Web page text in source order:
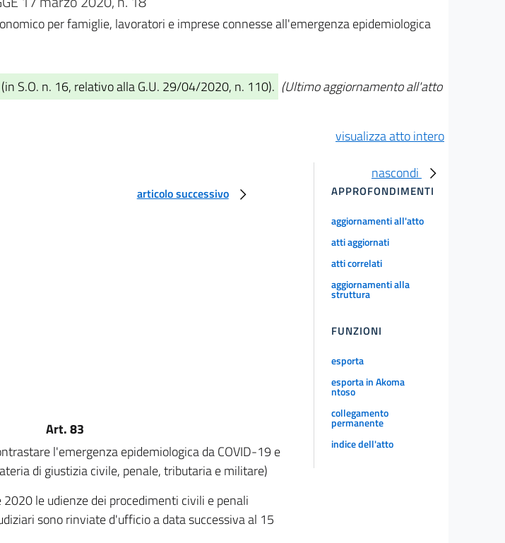
per famiglie, lavoratori e imprese connesse all'emergenza epidemiologica
S.O. n. 16, relativo alla G.U. 29/04/2020, n. 110). (Ultimo aggiornamento all'atto
visualizza atto intero
articolo successivo
Art. 83
l'emergenza epidemiologica da COVID-19 e
di giustizia civile, penale, tributaria e militare)
le udienze dei procedimenti civili e penali
sono rinviate d'ufficio a data successiva al 15
nascondi
APPROFONDIMENTI
aggiornamenti all'atto
atti aggiornati
atti correlati
aggiornamenti alla
struttura
FUNZIONI
esporta
esporta in Akoma
ntoso
collegamento
permanente
indice dell'atto